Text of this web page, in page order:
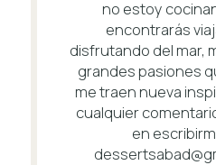
no estoy
encontrarás
disfrutando del mar,
grandes pasiones
me traen nueva
cualquier
en